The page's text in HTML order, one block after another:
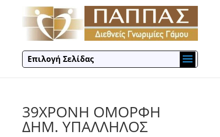
Επιλογή Σελίδας
39ΧΡΟΝΗ ΟΜΟΡΦΗ
ΔΗΜ. ΥΠΑΛΛΗΛΟΣ